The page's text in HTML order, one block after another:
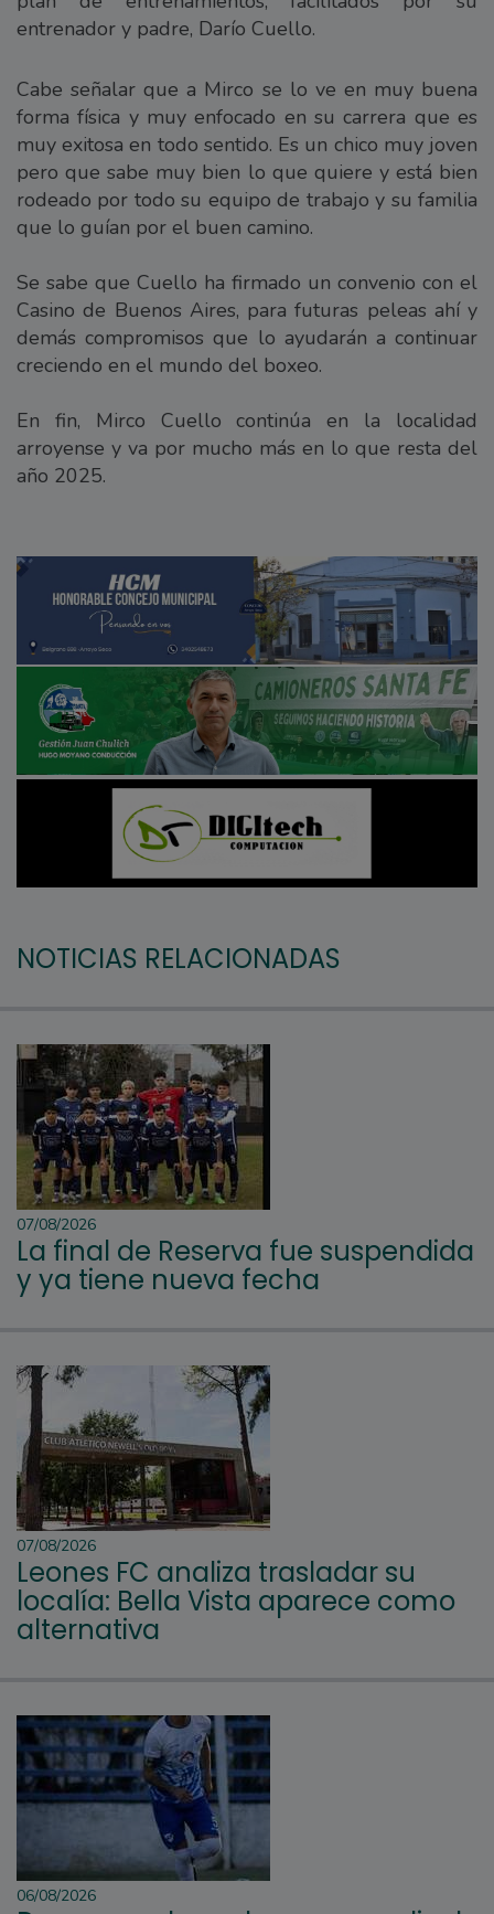
entrenador y padre, Darío Cuello.
Cabe señalar que a Mirco se lo ve en muy buena
forma física y muy enfocado en su carrera que es
muy exitosa en todo sentido. Es un chico muy joven
pero que sabe muy bien lo que quiere y está bien
rodeado por todo su equipo de trabajo y su familia
que lo guían por el buen camino.
Se sabe que Cuello ha firmado un convenio con el
Casino de Buenos Aires, para futuras peleas ahí y
demás compromisos que lo ayudarán a continuar
creciendo en el mundo del boxeo.
En fin, Mirco Cuello continúa en la localidad
arroyense y va por mucho más en lo que resta del
año 2025.
NOTICIAS RELACIONADAS
07/08/2026
La final de Reserva fue suspendida
y ya tiene nueva fecha
07/08/2026
Leones FC analiza trasladar su
localía: Bella Vista aparece como
alternativa
06/08/2026